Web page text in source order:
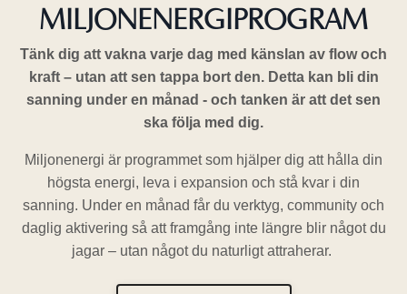
MILJONENERGIPROGRAM
Tänk dig att vakna varje dag med känslan av flow och
kraft – utan att sen tappa bort den. Detta kan bli din
sanning under en månad - och tanken är att det sen
ska följa med dig.
Miljonenergi är programmet som hjälper dig att hålla din
högsta energi, leva i expansion och stå kvar i din
sanning. Under en månad får du verktyg, community och
daglig aktivering så att framgång inte längre blir något du
jagar – utan något du naturligt attraherar.